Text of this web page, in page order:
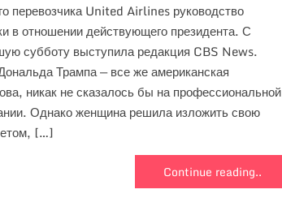
United Airlines руководство
в отношении действующего президента. С
субботу выступила редакция CBS News.
Трампа — все же американская
никак не сказалось бы на профессиональной
Однако женщина решила изложить свою
[…]
Continue reading..